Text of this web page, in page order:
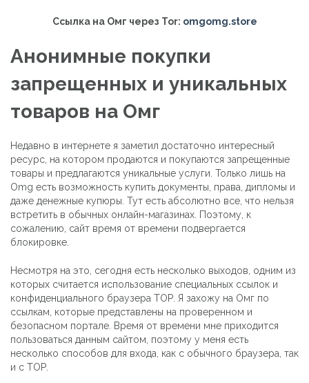
Ссылка на Омг через Tor: omgomg.store
Анонимные покупки
запрещенных и уникальных
товаров на Омг
Недавно в интернете я заметил достаточно интересный
ресурс, на котором продаются и покупаются запрещенные
товары и предлагаются уникальные услуги. Только лишь на
Omg есть возможность купить документы, права, дипломы и
даже денежные купюры. Тут есть абсолютно все, что нельзя
встретить в обычных онлайн-магазинах. Поэтому, к
сожалению, сайт время от времени подвергается
блокировке.
Несмотря на это, сегодня есть несколько выходов, одним из
которых считается использование специальных ссылок и
конфиденциального браузера ТОР. Я захожу на Омг по
ссылкам, которые представлены на проверенном и
безопасном портале. Время от времени мне приходится
пользоваться данным сайтом, поэтому у меня есть
несколько способов для входа, как с обычного браузера, так
и с ТОР.